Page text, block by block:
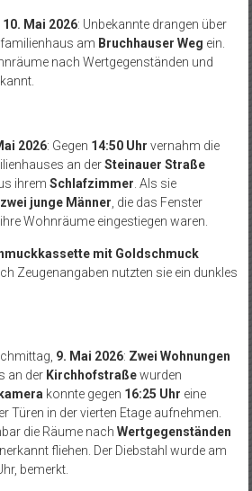
Mai 2026: Unbekannte drangen über
am Bruchhauser Weg ein.
nach Wertgegenständen und
2026: Gegen 14:50 Uhr vernahm die
an derSteinauer Straße
ihrem Schlafzimmer . Als sie
zwei junge Männer , die das Fenster
Wohnräume eingestiegen waren.
mit Goldschmuck
Zeugenangaben nutzten sie ein dunkles
9. Mai 2026: Zwei Wohnungen
an der Kirchhofstraßewurden
konnte gegen 16:25 Uhr eine
Türen in der vierten Etage aufnehmen.
die Räume nach Wertgegenständen
fliehen. Der Diebstahl wurde am
bemerkt.